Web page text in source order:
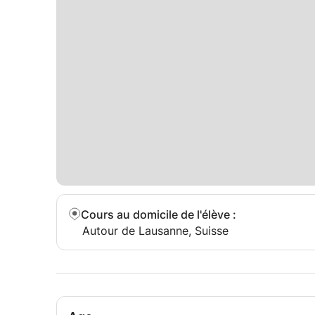
Cours au domicile de l'élève :
Autour de Lausanne, Suisse